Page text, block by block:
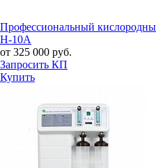
Профессиональный
H-10A
от 325 000 руб.
Запросить КП
Купить